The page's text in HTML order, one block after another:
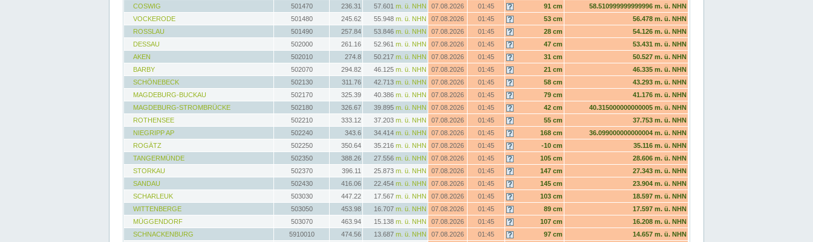
COSWIG
501470 236.31 57.601 m. ü. NHN 07.08.2026 01:45 91 cm
58.510999999999996 m. ü. NHN
VOCKERODE
501480 245.62 55.948 m. ü. NHN 07.08.2026 01:45 53 cm
56.478 m. ü. NHN
ROSSLAU
501490 257.84 53.846 m. ü. NHN 07.08.2026 01:45 28 cm
54.126 m. ü. NHN
DESSAU
502000 261.16 52.961 m. ü. NHN 07.08.2026 01:45 47 cm
53.431 m. ü. NHN
AKEN
502010 274.8 50.217 m. ü. NHN 07.08.2026 01:45 31 cm
50.527 m. ü. NHN
BARBY
502070 294.82 46.125 m. ü. NHN 07.08.2026 01:45 21 cm
46.335 m. ü. NHN
SCHÖNEBECK
502130 311.76 42.713 m. ü. NHN 07.08.2026 01:45 58 cm
43.293 m. ü. NHN
MAGDEBURG-BUCKAU
502170 325.39 40.386 m. ü. NHN 07.08.2026 01:45 79 cm
41.176 m. ü. NHN
MAGDEBURG-STROMBRÜCKE
502180 326.67 39.895 m. ü. NHN 07.08.2026 01:45 42 cm
40.315000000000005 m. ü. NHN
ROTHENSEE
502210 333.12 37.203 m. ü. NHN 07.08.2026 01:45 55 cm
37.753 m. ü. NHN
NIEGRIPP AP
502240 343.6 34.414 m. ü. NHN 07.08.2026 01:45 168 cm
36.099000000000004 m. ü. NHN
ROGÄTZ
502250 350.64 35.216 m. ü. NHN 07.08.2026 01:45 -10 cm
35.116 m. ü. NHN
TANGERMÜNDE
502350 388.26 27.556 m. ü. NHN 07.08.2026 01:45 105 cm
28.606 m. ü. NHN
STORKAU
502370 396.11 25.873 m. ü. NHN 07.08.2026 01:45 147 cm
27.343 m. ü. NHN
SANDAU
502430 416.06 22.454 m. ü. NHN 07.08.2026 01:45 145 cm
23.904 m. ü. NHN
SCHARLEUK
503030 447.22 17.567 m. ü. NHN 07.08.2026 01:45 103 cm
18.597 m. ü. NHN
WITTENBERGE
503050 453.98 16.707 m. ü. NHN 07.08.2026 01:45 89 cm
17.597 m. ü. NHN
MÜGGENDORF
503070 463.94 15.138 m. ü. NHN 07.08.2026 01:45 107 cm
16.208 m. ü. NHN
SCHNACKENBURG
5910010 474.56 13.687 m. ü. NHN 07.08.2026 01:45 97 cm
14.657 m. ü. NHN